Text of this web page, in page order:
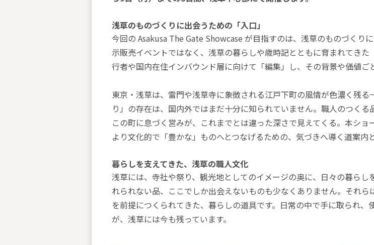
浅草のものづくりに出会うための「入口」
今回の Asakusa The Gate Showcase が目指すのは、浅草のものづくり
示販売イベントではなく、浅草の暮らしや歳時記とともに育まれてき
行者や国内在住インバウンド層に向けて「編集」し、その背景や価値ご
東京・浅草は、雷門や浅草寺に象徴される江戸下町の風情が色濃く残
り」の存在は、国内外ではまだ十分に知られていません。職人のつくる
この町に息づく営みが、これまでとは違った深さで見えてくる。本シ
より文化的で「豊かな」ものへとつなげるための、気づきへ導く道案内
暮らしを支えてきた、浅草の職人文化
浅草には、寺社や祭り、観光地としてのイメージの奥に、日々の暮ら
れられない品、ここでしか出会えないものも少なくありません。それ
を前提につくられてきた、暮らしの道具です。日常の中で手に取られ
が、浅草には今も残っています。